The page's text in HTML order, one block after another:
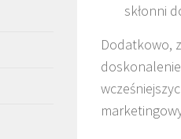
skłonni
Dodatkowo,